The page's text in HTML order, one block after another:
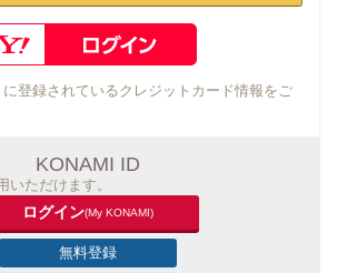
登録されているクレジットカード情報をご
KONAMI ID
いただけます。
ログイン(My KONAMI)
無料登録